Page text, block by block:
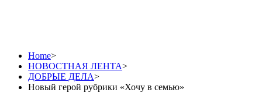
Home>
НОВОСТНАЯ ЛЕНТА>
ДОБРЫЕ ДЕЛА>
Новый герой рубрики «Хочу в семью»